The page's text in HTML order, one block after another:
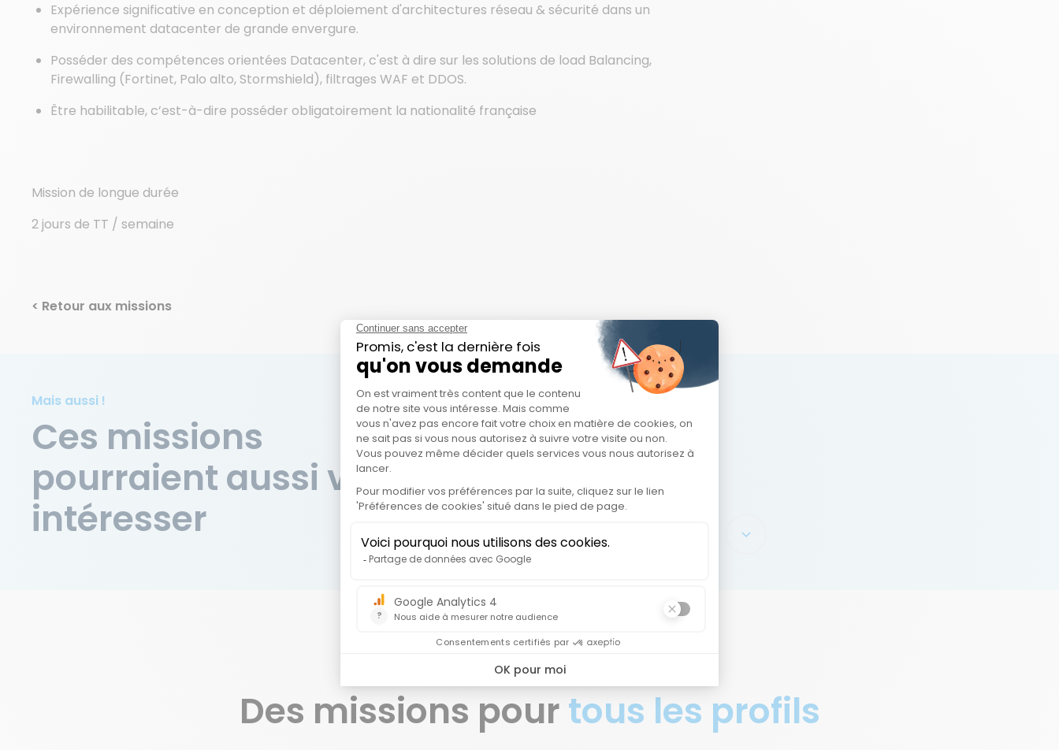
Expérience significative en conception et déploiement d'architectures réseau & sécurité dans un
environnement datacenter de grande envergure.
Posséder des compétences orientées Datacenter, c'est à dire sur les solutions de load Balancing,
Firewalling (Fortinet, Palo alto, Stormshield), filtrages WAF et DDOS.
Être habilitable, c’est-à-dire posséder obligatoirement la nationalité française
Mission de longue durée
2 jours de TT / semaine
< Retour aux missions
Mais aussi !
Ces missions
pourraient aussi vous
intéresser
Des missions pourtous les profils